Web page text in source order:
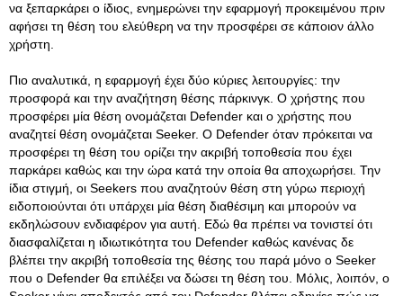
να ξεπαρκάρει ο ίδιος, ενημερώνει την εφαρμογή προκειμένου πριν
αφήσει τη θέση του ελεύθερη να την προσφέρει σε κάποιον άλλο
χρήστη.
Πιο αναλυτικά, η εφαρμογή έχει δύο κύριες λειτουργίες: την
προσφορά και την αναζήτηση θέσης πάρκινγκ. Ο χρήστης που
προσφέρει μία θέση ονομάζεται Defender και ο χρήστης που
αναζητεί θέση ονομάζεται Seeker. Ο Defender όταν πρόκειται να
προσφέρει τη θέση του ορίζει την ακριβή τοποθεσία που έχει
παρκάρει καθώς και την ώρα κατά την οποία θα αποχωρήσει . Την
ίδια στιγμή, οι Seekers που αναζητούν θέση στη γύρω περιοχή
ειδοποιούνται ότι υπάρχει μία θέση διαθέσιμη και μπορούν να
εκδηλώσουν ενδιαφέρον για αυτή. Εδώ θα πρέπει να τονιστεί ότι
διασφαλίζεται η ιδιωτικότητα του Defender καθώς κανένας δε
βλέπει την ακριβή τοποθεσία της θέσης του παρά μόνο ο Seeker
που ο Defender θα επιλέξει να δώσει τη θέση του. Μόλις, λοιπόν, ο